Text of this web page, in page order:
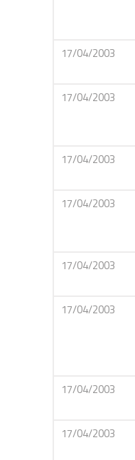
17/04/2003
17/04/2003
17/04/2003
17/04/2003
17/04/2003
17/04/2003
17/04/2003
17/04/2003